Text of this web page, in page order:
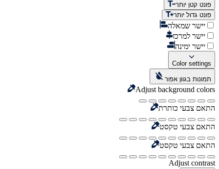
פונט קטן יותר
פונט גדול יותר
יישר שמאלה
יישר למרכז
יישר ימינה
Color settings
תמונות בגוון אפור
Adjust background colors
התאם צבעי כותרת
התאם צבעי טקסט
התאם צבעי טקסט
Adjust contrast